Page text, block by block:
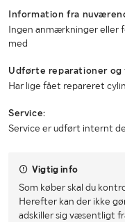
Information fra
Ingen anmærkninger eller
med
Udførte reparationer
Har lige fået repareret
Service:
Service er udført internt
Vigtig info
Som køber skal du
Herefter kan der ikke
adskiller sig væsentligt